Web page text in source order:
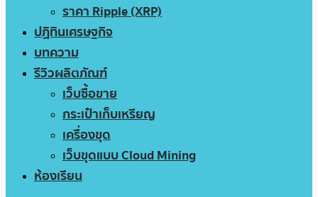
ราคา Ripple (XRP)
ปฏิทินเศรษฐกิจ
บทความ
รีวิวผลิตภัณฑ์
เว็บซื้อขาย
กระเป๋าเก็บเหรียญ
เครื่องขุด
เว็บขุดแบบ Cloud Mining
ห้องเรียน